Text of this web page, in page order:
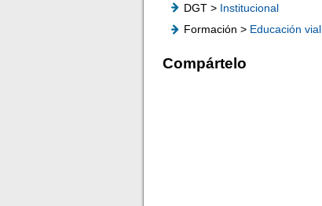
DGT > Institucional
Formación > Educación vial
Compártelo